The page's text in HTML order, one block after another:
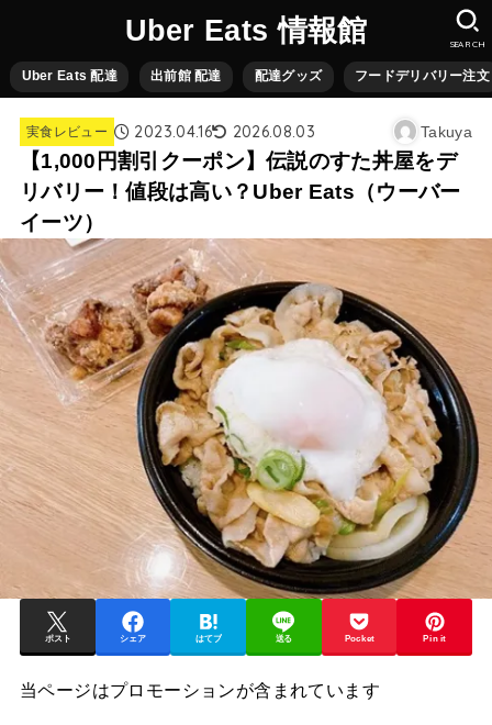
Uber Eats 情報館
Uber Eats 配達 出前館 配達 配達グッズ フードデリバリー注文
SEARCH
実食レビュー 2023.04.16 2026.08.03 Takuya
【1,000円割引クーポン】伝説のすた丼屋をデ
リバリー！値段は高い？Uber Eats（ウーバー
イーツ）
ポスト シェア はてブ 送る Pocket Pin it
当ページはプロモーションが含まれています